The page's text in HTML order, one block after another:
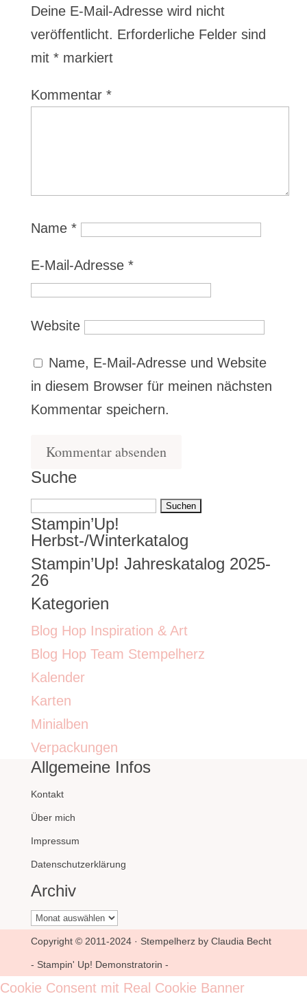
Deine E-Mail-Adresse wird nicht
veröffentlicht. Erforderliche Felder sind
mit *markiert
Kommentar *
Name *
E-Mail-Adresse *
Website
Name, E-Mail-Adresse und Website
in diesem Browser für meinen nächsten
Kommentar speichern.
Suche
Suchen
nach:
Stampin’Up!
Herbst-/Winterkatalog
Stampin’Up! Jahreskatalog 2025-
26
Kategorien
Blog Hop Inspiration & Art
Blog Hop Team Stempelherz
Kalender
Karten
Minialben
Verpackungen
Allgemeine Infos
Kontakt
Über mich
Impressum
Datenschutzerklärung
Archiv
Archiv
Copyright © 2011-2024 · Stempelherz by Claudia Becht
- Stampin' Up! Demonstratorin -
Cookie Consent mit Real Cookie Banner